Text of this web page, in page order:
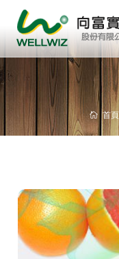
首頁